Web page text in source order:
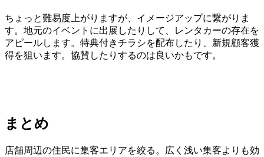
ちょっと難易度上がりますが、イメージアップに繋がりま
す。地元のイベントに出展したりして、レンタカーの存在を
アピールします。特典付きチラシを配布したり、新規顧客獲
得を狙います。協賛したりするのは良いかもです。
まとめ
店舗周辺の住民に集客エリアを絞る。広く浅い集客よりも効